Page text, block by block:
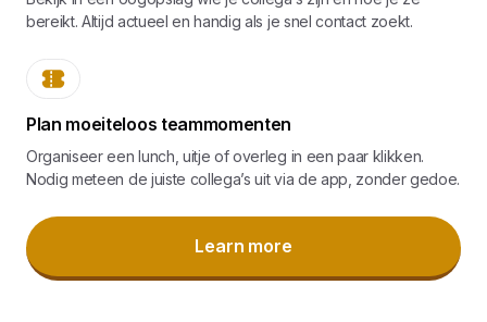
bereikt. Altijd actueel en handig als je snel contact zoekt.
Plan moeiteloos teammomenten
Organiseer een lunch, uitje of overleg in een paar klikken.
Nodig meteen de juiste collega’s uit via de app, zonder gedoe.
Learn more